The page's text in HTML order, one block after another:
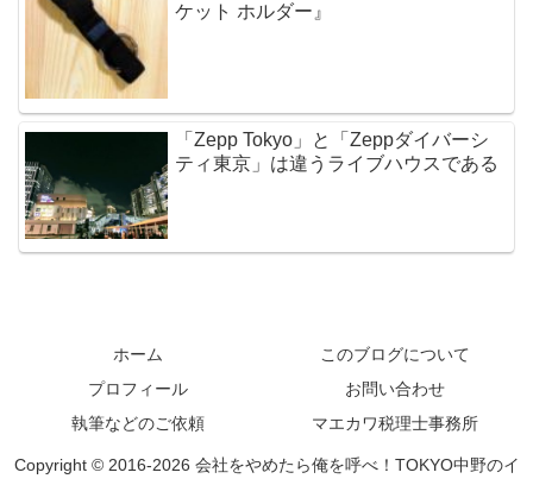
ケット ホルダー』
「Zepp Tokyo」と「Zeppダイバーシ
ティ東京」は違うライブハウスである
ホーム
このブログについて
プロフィール
お問い合わせ
執筆などのご依頼
マエカワ税理士事務所
Copyright © 2016-2026 会社をやめたら俺を呼べ！TOKYO中野のイ